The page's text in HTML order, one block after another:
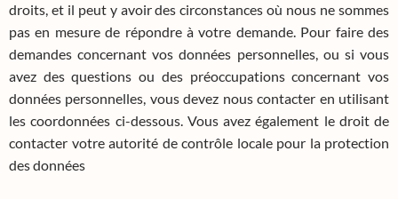
droits, et il peut y avoir des circonstances où nous ne sommes
pas en mesure de répondre à votre demande. Pour faire des
demandes concernant vos données personnelles, ou si vous
avez des questions ou des préoccupations concernant vos
données personnelles, vous devez nous contacter en utilisant
les coordonnées ci-dessous. Vous avez également le droit de
contacter votre autorité de contrôle locale pour la protection
des données